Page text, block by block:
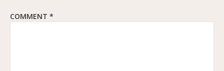
COMMENT *